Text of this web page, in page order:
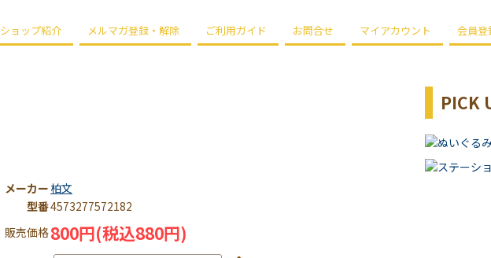
ショップ紹介 メルマガ登録・解除 ご利用ガイド お問合せ マイアカウント 会員登
メーカー 柏文
型番4573277572182
販売価格800円(税込880円)
PICK